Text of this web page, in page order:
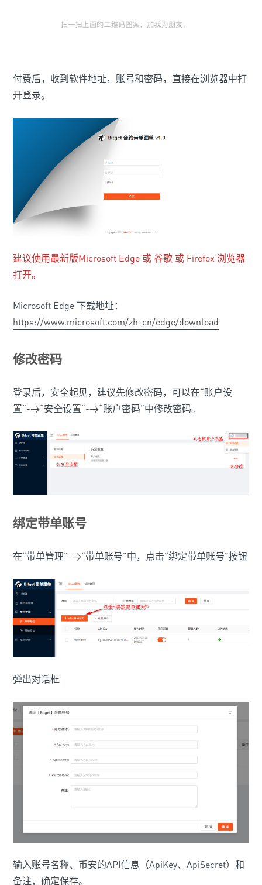
付费后，收到软件地址，账号和密码，直接在浏览器中打
开登录。
建议使用最新版Microsoft Edge 或 谷歌 或 Firefox 浏览器
打开。
Microsoft Edge 下载地址：
https://www.microsoft.com/zh-cn/edge/download
修改密码
登录后，安全起见，建议先修改密码，可以在“账户设
置”->“安全设置”->“账户密码”中修改密码。
绑定带单账号
在“带单管理”->“带单账号”中，点击“绑定带单账号”按钮
弹出对话框
输入账号名称、币安的API信息（ApiKey、ApiSecret）和
备注，确定保存。